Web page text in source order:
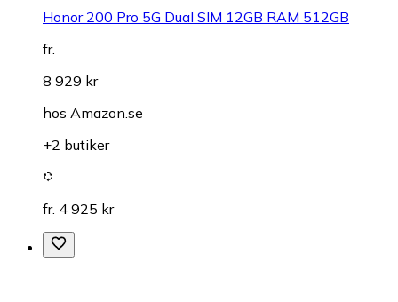
Honor 200 Pro 5G Dual SIM 12GB RAM 512GB
fr.
8 929 kr
hos Amazon.se
+2 butiker
fr. 4 925 kr